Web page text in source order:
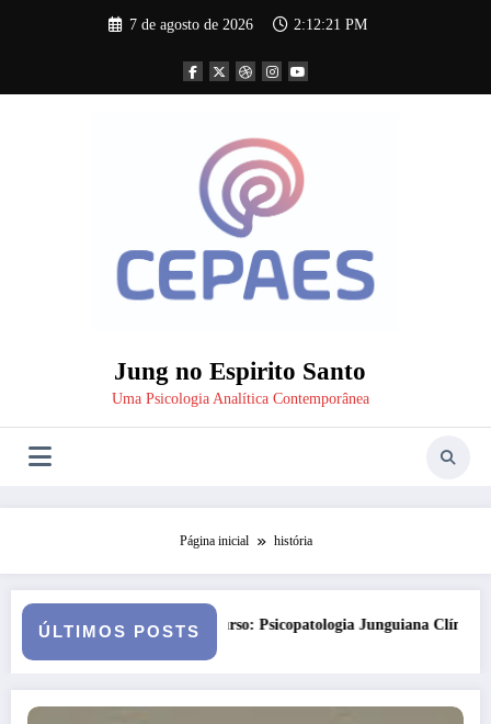
7 de agosto de 2026 2:12:22 PM
Jung no Espirito Santo
Uma Psicologia Analítica Contemporânea
Página inicial história
ÚLTIMOS POSTS
Curso: Psicopatologia Junguiana Clínica – Turma 6